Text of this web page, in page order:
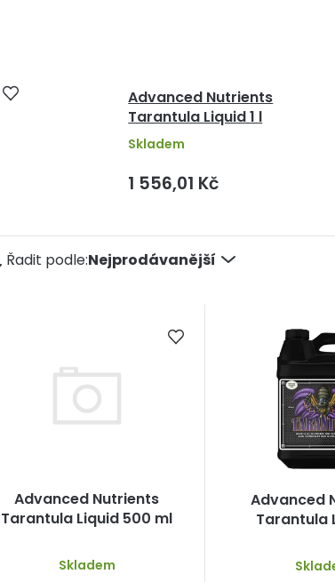
Advanced Nutrients
Tarantula Liquid 1 l
1 556,01 Kč
Skladem
Řadit podle:Nejprodávanější
Advanced Nutrients
Tarantula Liquid 500 ml
Skladem
Advanced
Tarantula